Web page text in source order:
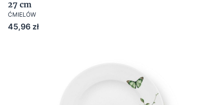
27 cm
ĆMIELÓW
Cena
45,96 zł